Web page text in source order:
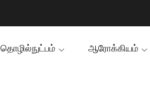
தொழில்நுட்பம் ஆரோக்கியம்